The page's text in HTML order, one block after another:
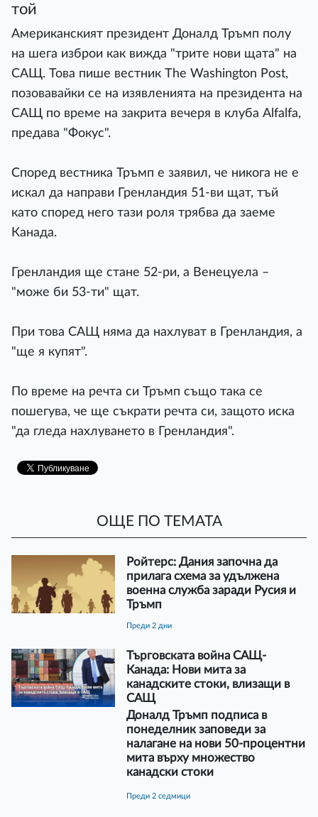
той
Американският президент Доналд Тръмп полу
на шега изброи как вижда "трите нови щата" на
САЩ. Това пише вестник The Washington Post,
позовавайки се на изявленията на президента на
САЩ по време на закрита вечеря в клуба Alfalfa,
предава "Фокус".
Според вестника Тръмп е заявил, че никога не е
искал да направи Гренландия 51-ви щат, тъй
като според него тази роля трябва да заеме
Канада.
Гренландия ще стане 52-ри, а Венецуела –
"може би 53-ти" щат.
При това САЩ няма да нахлуват в Гренландия, а
"ще я купят".
По време на речта си Тръмп също така се
пошегува, че ще съкрати речта си, защото иска
"да гледа нахлуването в Гренландия".
ОЩЕ ПО ТЕМАТА
Ройтерс: Дания започна да
прилага схема за удължена
военна служба заради Русия и
Тръмп
преди 2 дни
Търговската война САЩ-
Канада: Нови мита за
канадските стоки, влизащи в
САЩ
Доналд Тръмп подписа в
понеделник заповеди за
налагане на нови 50-процентни
мита върху множество
канадски стоки
преди 2 седмици